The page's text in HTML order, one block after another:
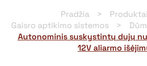
Pradžia
Produktai
Gaisro aptikimo sistemos
Autonominis suskystintų dujų
12V aliarmo